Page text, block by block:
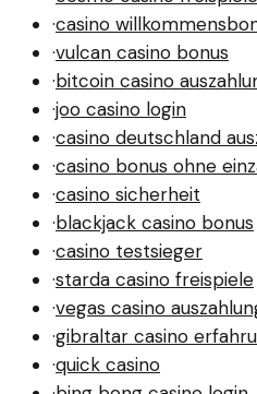
·casino
·vulcan casino bonus
·bitcoin casino
·joo casino login
·casino deutschland
·casino bonus ohne
·casino sicherheit
·blackjack casino bonus
·casino testsieger
·starda casino freispiele
·vegas casino
·gibraltar casino
·quick casino